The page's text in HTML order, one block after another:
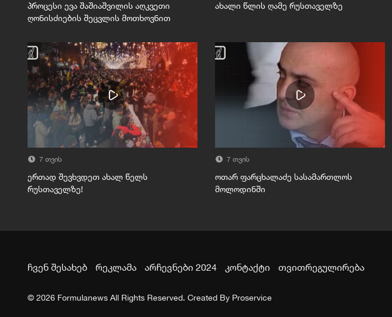
პროცესი ევა შაშიაშვილის აღკვეთი
ღონისძიების შეცვლის მოთხოვნით
ახალი წლის ღამე რუსთაველზე
7 თვის
ერთად შევხვდეთ ახალ წელს
რუსთაველზე!
7 თვის
ოთარ ფარცხალაძე სასამართლოს
მოლოდინში
ჩვენ შესახებ რეკლამა არჩევნები 2024 კონტაქტი თვითრეგულირება
© 2026 Formulanews All Rights Reserved. Created By Proservice